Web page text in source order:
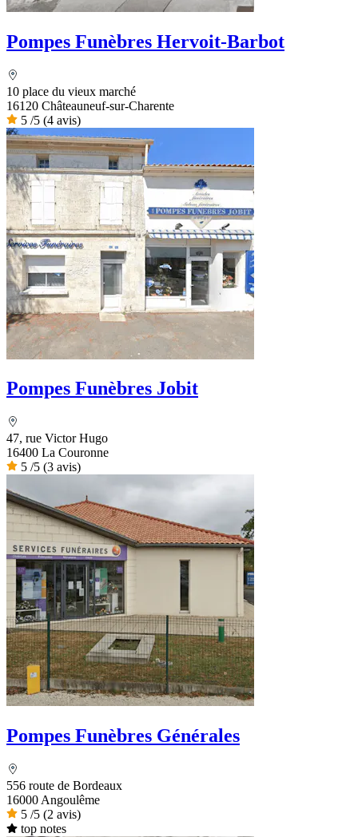
Pompes Funèbres Hervoit-Barbot
10 place du vieux marché
16120 Châteauneuf-sur-Charente
5 /5 (4 avis)
Pompes Funèbres Jobit
47, rue Victor Hugo
16400 La Couronne
5 /5 (3 avis)
Pompes Funèbres Générales
556 route de Bordeaux
16000 Angoulême
5 /5 (2 avis)
top notes